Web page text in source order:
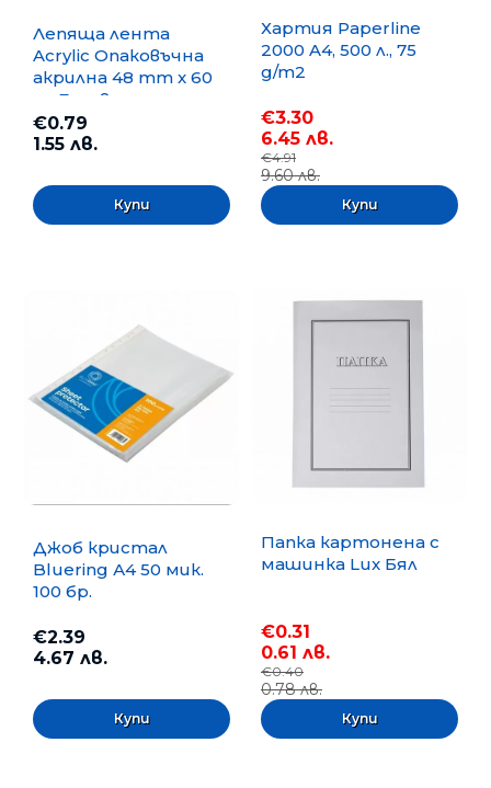
Лепяща лента
Acrylic Опаковъчна
акрилна 48 mm x 60
m, Безцветна
€0.79
1.55 лв.
Хартия Paperline
2000 A4, 500 л., 75
g/m2
€3.30
6.45 лв.
€4.91
9.60 лв.
Джоб кристал
Bluering А4 50 мик.
100 бр.
€2.39
4.67 лв.
Папка картонена с
машинка Lux Бял
€0.31
0.61 лв.
€0.40
0.78 лв.